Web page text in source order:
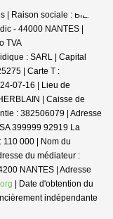
Raison sociale : BIENS
- 44000 NANTES |
TVA
: SARL | Capital
| Carte T :
07-16 | Lieu de
| Caisse de
: 382506079 | Adresse
399999 92919 La
000 | Nom du
du médiateur :
NANTES | Adresse
| Date d'obtention du
indépendante